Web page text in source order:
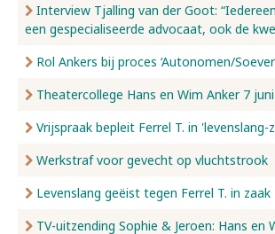
Interview Tjalling van der Goot:
een gespecialiseerde advocaat, ook de
Rol Ankers bij proces ‘Autonomen/
Theatercollege Hans en Wim Anker 7
Vrijspraak bepleit Ferrel T. in 'levenslang-
Werkstraf voor gevecht op vluchtstrook
Levenslang geëist tegen Ferrel T. in zaak
TV-uitzending Sophie & Jeroen: Hans en